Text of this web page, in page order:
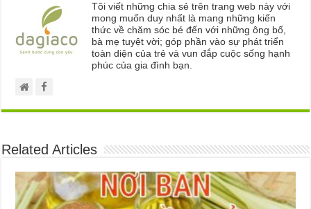
Tôi viết những chia sẻ trên trang web này với
mong muốn duy nhất là mang những kiến
thức về chăm sóc bé đến với những ông bố,
bà mẹ tuyệt vời; góp phần vào sự phát triển
toàn diện của trẻ và vun đắp cuộc sống hạnh
phúc của gia đình bạn.
Related Articles